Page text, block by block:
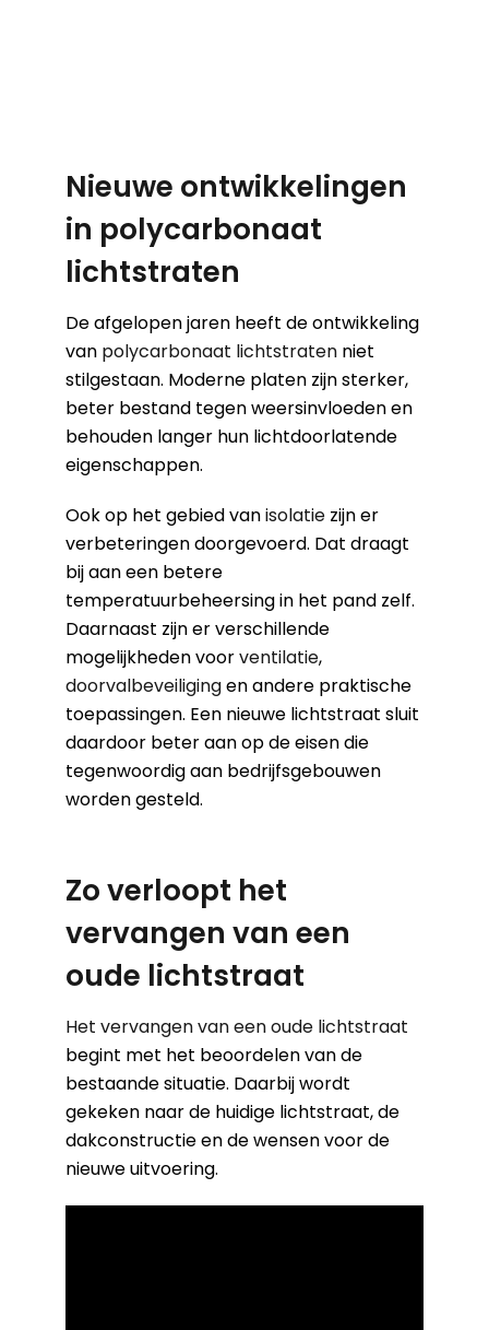
Nieuwe ontwikkelingen
in polycarbonaat
lichtstraten
De afgelopen jaren heeft de ontwikkeling
van polycarbonaat lichtstratenniet
stilgestaan. Moderne platen zijn sterker,
beter bestand tegen weersinvloeden en
behouden langer hun lichtdoorlatende
eigenschappen.
Ook op het gebied vanisolatiezijn er
verbeteringen doorgevoerd. Dat draagt
bij aan een betere
temperatuurbeheersing in het pand zelf.
Daarnaast zijn er verschillende
mogelijkheden voorventilatie,
doorvalbeveiligingen andere praktische
toepassingen. Een nieuwe lichtstraat sluit
daardoor beter aan op de eisen die
tegenwoordig aan bedrijfsgebouwen
worden gesteld.
Zo verloopt het
vervangen van een
oude lichtstraat
Het vervangen van een oude lichtstraat
begint met het beoordelen van de
bestaande situatie. Daarbij wordt
gekeken naar de huidige lichtstraat, de
dakconstructie en de wensen voor de
nieuwe uitvoering.